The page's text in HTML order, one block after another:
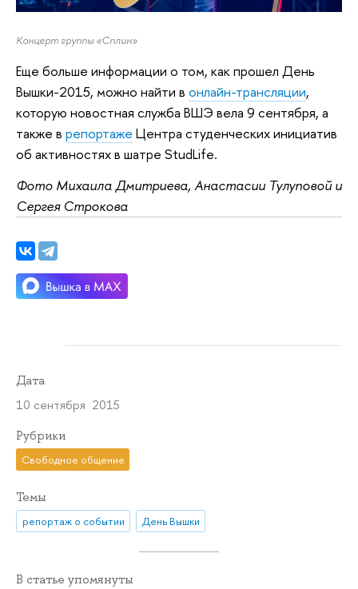
Концерт группы «Сплин»
Еще больше информации о том, как прошел День
Вышки-2015, можно найти в онлайн-трансляции,
которую новостная служба ВШЭ вела 9 сентября, а
также в репортаже Центра студенческих инициатив
об активностях в шатре StudLife.
Фото Михаила Дмитриева, Анастасии Тулуповой и
Сергея Строкова
Дата
10 сентября 2015
Рубрики
Свободное общение
Темы
репортаж о событии День Вышки
В статье упомянуты